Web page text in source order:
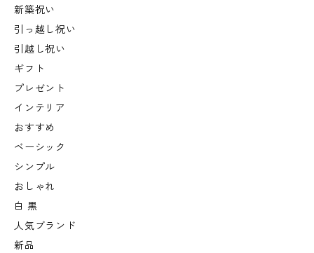
新築祝い
引っ越し祝い
引越し祝い
ギフト
プレゼント
インテリア
おすすめ
ベーシック
シンプル
おしゃれ
白 黒
人気ブランド
新品